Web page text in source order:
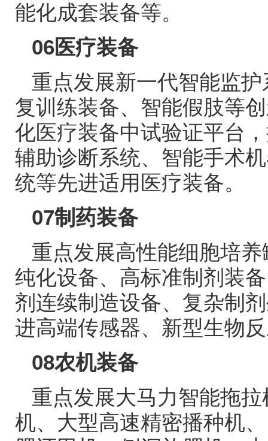
能化成套装备等。
06医疗装备
重点发展新一代智能监
复训练装备、智能假肢等
化医疗装备中试验证平台
辅助诊断系统、智能手术
统等先进适用医疗装备。
07制药装备
重点发展高性能细胞培
纯化设备、高标准制剂装
剂连续制造设备、复杂制
进高端传感器、新型生物
08农机装备
重点发展大马力智能拖
机、大型高速精密播种机